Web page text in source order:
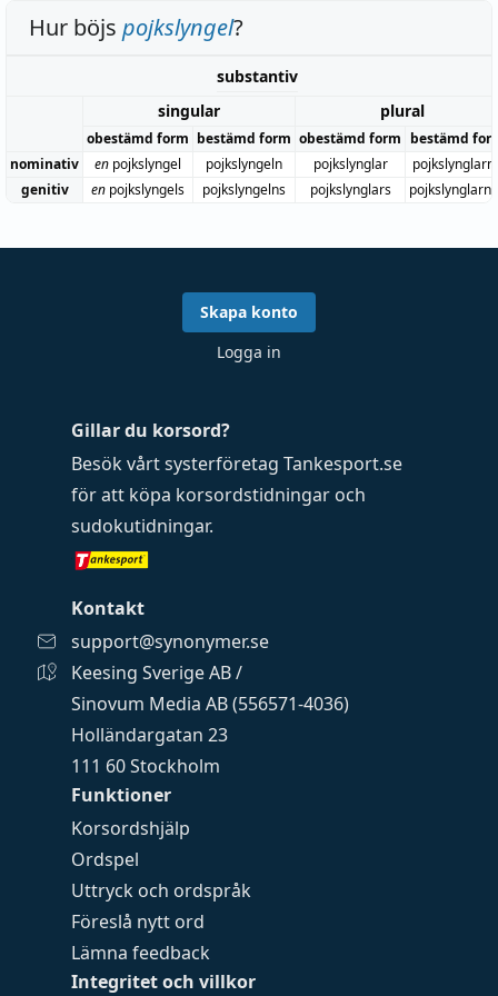
Hur böjs pojkslyngel?
substantiv
singular
plural
obestämd form bestämd form obestämd form bestämd
nominativ
en pojkslyngel pojkslyngeln pojkslynglar
genitiv
en pojkslyngels pojkslyngelns pojkslynglars
Funktioner
Korsordshjälp
Ordspel
Uttryck och ordspråk
Föreslå nytt ord
Lämna feedback
Integritet och villkor
Gillar du korsord?
Besök vårt systerföretag Tankesport.se
för att köpa korsordstidningar och
sudokutidningar.
Kontakt
support@synonymer.se
Keesing Sverige AB /
Sinovum Media AB (556571-4036)
Holländargatan 23
111 60 Stockholm
Skapa konto
Logga in